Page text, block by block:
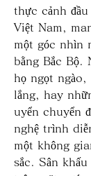
thực cảnh
Việt Nam,
một góc nhìn
bằng Bắc Bộ.
họ ngọt ngào,
lắng, hay
uyển chuyển
nghệ trình
một không
sắc. Sân khấu